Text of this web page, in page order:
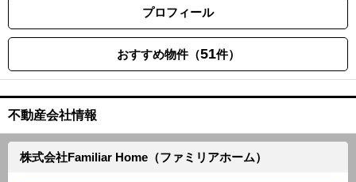
プロフィール
おすすめ物件（51件）
不動産会社情報
株式会社Familiar Home（ファミリアホーム）